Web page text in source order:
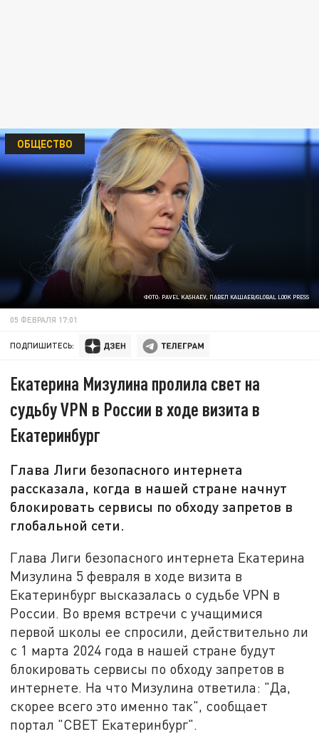
ФОТО: PAVEL KASHAEV, ПАВЕЛ КАШАЕВ/GLOBAL LOOK PRESS
ОБЩЕСТВО
05 ФЕВРАЛЯ 17:01
ПОДПИШИТЕСЬ:
Екатерина Мизулина пролила свет на
судьбу VPN в России в ходе визита в
Екатеринбург
Глава Лиги безопасного интернета
рассказала, когда в нашей стране начнут
блокировать сервисы по обходу запретов в
глобальной сети.
Глава Лиги безопасного интернета Екатерина
Мизулина 5 февраля в ходе визита в
Екатеринбург высказалась о судьбе VPN в
России. Во время встречи с учащимися
первой школы ее спросили, действительно ли
с 1 марта 2024 года в нашей стране будут
блокировать сервисы по обходу запретов в
интернете. На что Мизулина ответила: "Да,
скорее всего это именно так", сообщает
портал "СВЕТ Екатеринбург".